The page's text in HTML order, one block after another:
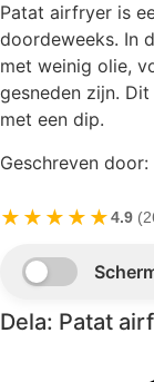
Patat airfryer is
doordeweeks. In
met weinig olie,
gesneden zijn.
met een dip.
Geschreven door:
★★★★★4.9
Dela: Patat